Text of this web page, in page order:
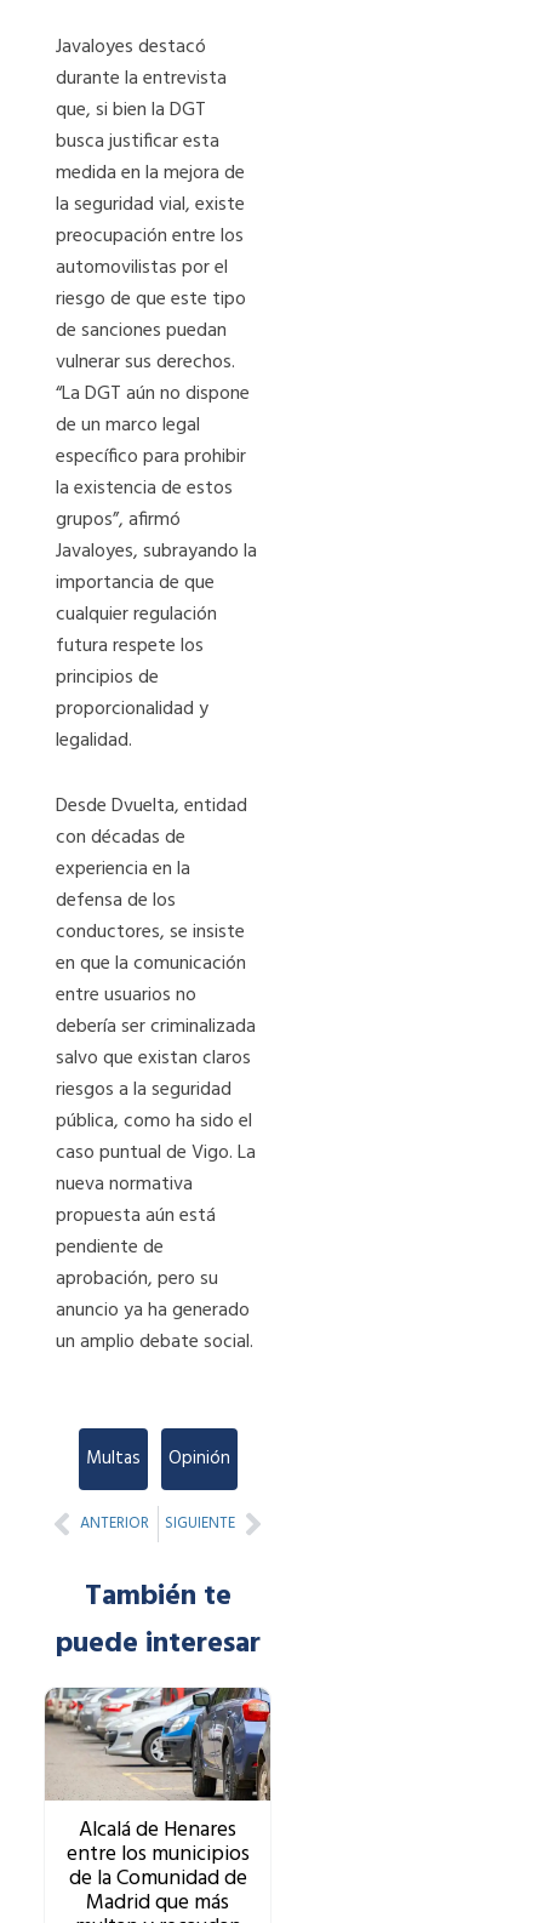
Javaloyes destacó
durante la entrevista
que, si bien la DGT
busca justificar esta
medida en la mejora de
la seguridad vial, existe
preocupación entre los
automovilistas por el
riesgo de que este tipo
de sanciones puedan
vulnerar sus derechos.
“La DGT aún no dispone
de un marco legal
específico para prohibir
la existencia de estos
grupos”, afirmó
Javaloyes, subrayando la
importancia de que
cualquier regulación
futura respete los
principios de
proporcionalidad y
legalidad.
Desde Dvuelta, entidad
con décadas de
experiencia en la
defensa de los
conductores, se insiste
en que la comunicación
entre usuarios no
debería ser criminalizada
salvo que existan claros
riesgos a la seguridad
pública, como ha sido el
caso puntual de Vigo. La
nueva normativa
propuesta aún está
pendiente de
aprobación, pero su
anuncio ya ha generado
un amplio debate social.
Multas Opinión
Prev
ANTERIOR SIGUIENTENext
También te
puede interesar
Alcalá de Henares
entre los municipios
de la Comunidad de
Madrid que más